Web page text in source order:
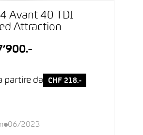
Avant 40 TDI
Attraction
partire da CHF 218.-
06/2023